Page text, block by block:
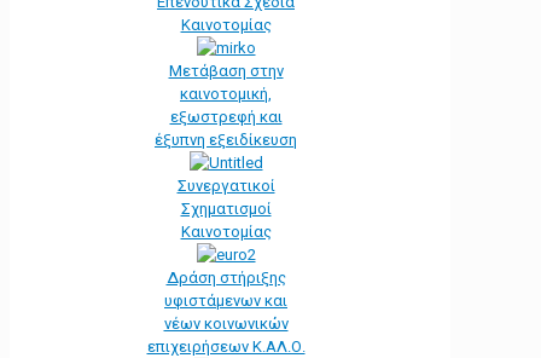
Καινοτομίας
Μετάβαση στην
καινοτομική,
εξωστρεφή και
έξυπνη εξειδίκευση
Συνεργατικοί
Σχηματισμοί
Καινοτομίας
Δράση στήριξης
υφιστάμενων και
νέων κοινωνικών
επιχειρήσεων Κ.ΑΛ.Ο.